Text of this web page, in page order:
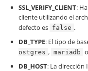
SSL_VERIFY_CLIENT:
cliente utilizando el
defecto es false .
DB_TYPE: El tipo de
ostgres , mariadb o
DB_HOST: La dirección